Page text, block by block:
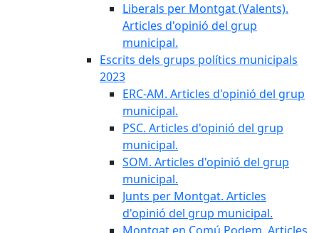
Liberals per Montgat (Valents).
Articles d'opinió del grup
municipal.
Escrits dels grups polítics municipals
2023
ERC-AM. Articles d'opinió del grup
municipal.
PSC. Articles d'opinió del grup
municipal.
SOM. Articles d'opinió del grup
municipal.
Junts per Montgat. Articles
d'opinió del grup municipal.